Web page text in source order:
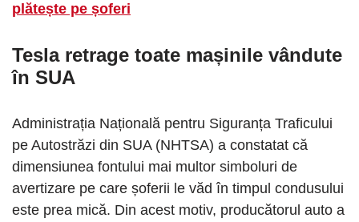
plătește pe șoferi
Tesla retrage toate mașinile vândute
în SUA
Administrația Națională pentru Siguranța Traficului
pe Autostrăzi din SUA (NHTSA) a constatat că
dimensiunea fontului mai multor simboluri de
avertizare pe care șoferii le văd în timpul condusului
este prea mică. Din acest motiv, producătorul auto a